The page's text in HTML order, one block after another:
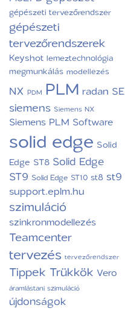
gépészeti tervezőrendszer
gépészeti
tervezőrendszerek
Keyshot lemeztechnológia
megmunkálás modellezés
NX PDM PLM radan SE
siemens Siemens NX
Siemens PLM Software
solid edge Solid
Edge ST8 Solid Edge
ST9 Solid Edge ST10 st8 st9
support.eplm.hu
szimuláció
szinkronmodellezés
Teamcenter
tervezés tervezőrendszer
Tippek Trükkök Vero
áramlástani szimuláció
újdonságok